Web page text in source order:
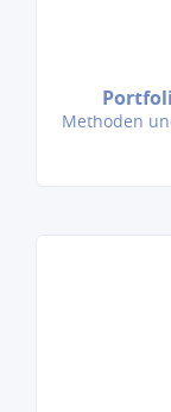
Methoden